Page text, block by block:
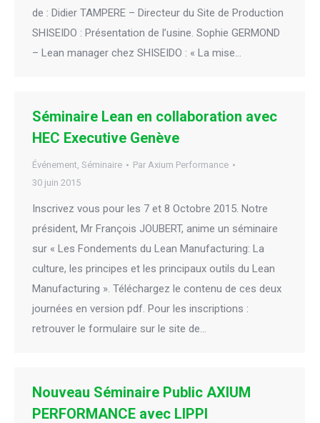
de : Didier TAMPERE – Directeur du Site de Production
SHISEIDO : Présentation de l’usine. Sophie GERMOND
– Lean manager chez SHISEIDO : « La mise…
Séminaire Lean en collaboration avec
HEC Executive Genève
Événement, Séminaire Par Axium Performance
30 juin 2015
Inscrivez vous pour les 7 et 8 Octobre 2015. Notre
président, Mr François JOUBERT, anime un séminaire
sur « Les Fondements du Lean Manufacturing: La
culture, les principes et les principaux outils du Lean
Manufacturing ». Téléchargez le contenu de ces deux
journées en version pdf. Pour les inscriptions :
retrouver le formulaire sur le site de…
Nouveau Séminaire Public AXIUM
PERFORMANCE avec LIPPI